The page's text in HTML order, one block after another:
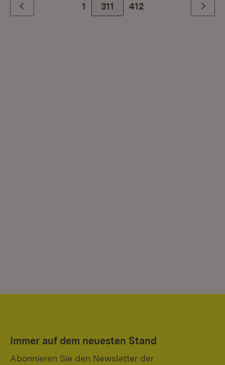
Zurück 1 311 Zur letzte Seite
412 Weiter
Immer auf dem neuesten Stand
Abonnieren Sie den Newsletter der